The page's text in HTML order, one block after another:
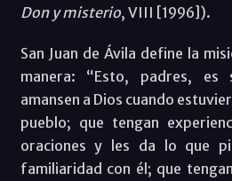
Don y misterio, VIII [1996]).
San Juan de Ávila define la
manera: “Esto, padres, es
amansen a Dios cuando
pueblo; que tengan
oraciones y les da lo que
familiaridad con él; que